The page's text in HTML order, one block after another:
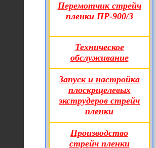
Перемотчик стрейч
пленки ПР-900/3
Техническое
обслуживание
Запуск и настройка
плоскрщелевых
экструдеров стрейч
пленки
Производство
стрейч пленки